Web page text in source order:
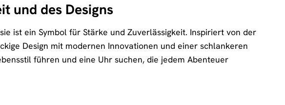
und des Designs
ist ein Symbol für Stärke und Zuverlässigkeit. Inspiriert von der
Design mit modernen Innovationen und einer schlankeren
führen und eine Uhr suchen, die jedem Abenteuer